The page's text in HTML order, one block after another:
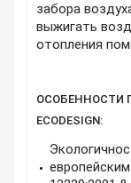
забора
выжигать
отопления
ОСОБЕННОСТИ
ECODESIGN: